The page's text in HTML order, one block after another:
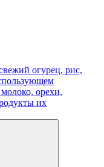
огурец, рис,
орехи,
их